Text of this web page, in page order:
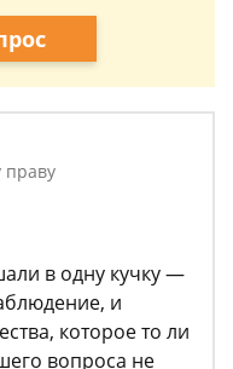
праву
в одну кучку —
и
которое то ли
вопроса не